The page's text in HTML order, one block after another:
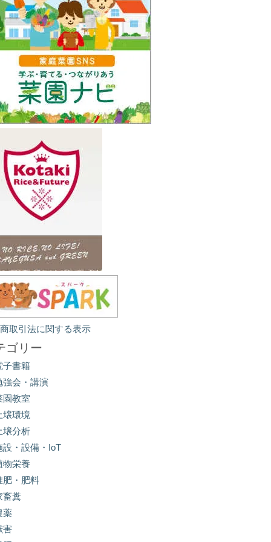
取引法に関する表示
ゴリー
子書籍
強会・講演
園教室
壌環境
壌分析
設・設備・IoT
物栄養
肥・肥料
畜糞
薬
害